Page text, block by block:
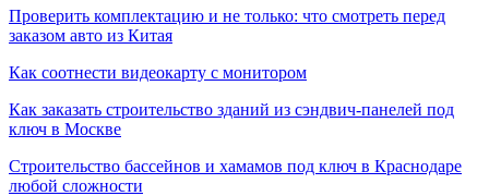
Проверить комплектацию и не только: что смотреть перед
заказом авто из Китая
Как соотнести видеокарту с монитором
Как заказать строительство зданий из сэндвич-панелей под
ключ в Москве
Строительство бассейнов и хамамов под ключ в Краснодаре
любой сложности